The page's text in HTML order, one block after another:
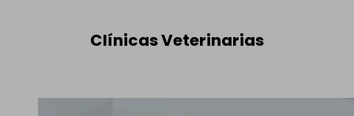
Clínicas Veterinarias